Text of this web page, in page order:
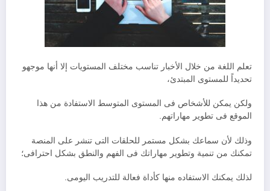
تعلم اللغة من خلال الأخبار تناسب مختلف المستويات إلا أنها موجهو
تحديداً للمستوى المبتدئ،
ولكن يمكن للأشخاص فى المستوى المتوسط الاستفادة من هذا
الموقع فى تطوير مهاراتهم.
وذلك لأن سماعك بشكل مستمر للحلقات التى تنشر على المنصة
تمكنك من تنمية وتطوير مهاراتك فى الفهم والنطق بشكل احترافى؛
لذلك يمكنك الاستفاده منها كأداة فعالة للتدريب اليومى.